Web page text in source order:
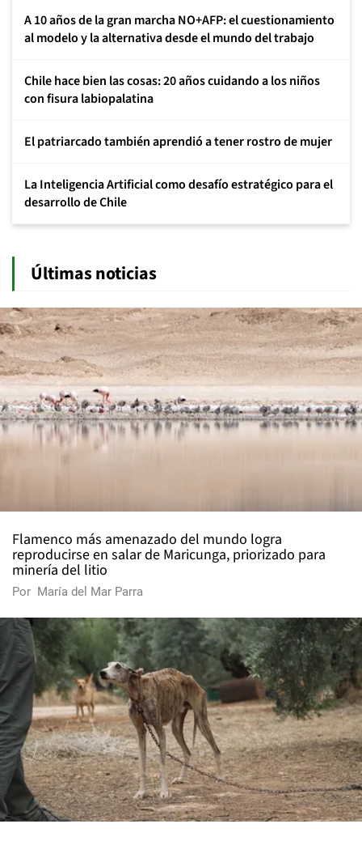
A 10 años de la gran marcha NO+AFP: el cuestionamiento
al modelo y la alternativa desde el mundo del trabajo
Chile hace bien las cosas: 20 años cuidando a los niños
con fisura labiopalatina
El patriarcado también aprendió a tener rostro de mujer
La Inteligencia Artificial como desafío estratégico para el
desarrollo de Chile
Últimas noticias
Flamenco más amenazado del mundo logra
reproducirse en salar de Maricunga, priorizado para
minería del litio
Por María del Mar Parra